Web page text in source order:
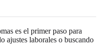
es el primer paso para
ajustes laborales o buscando